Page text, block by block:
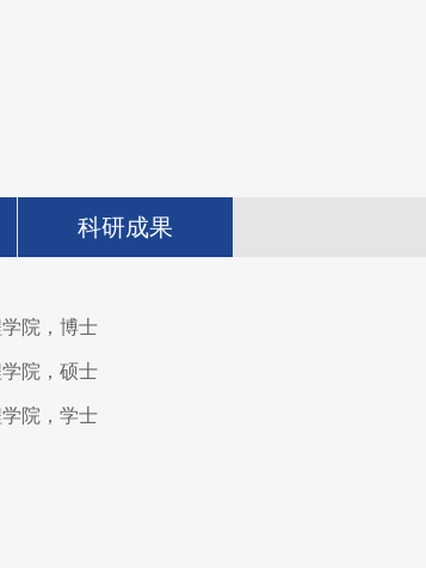
科研成果
院，博士
院，硕士
院，学士